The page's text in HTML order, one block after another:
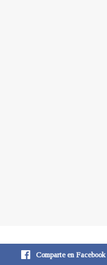
Comparte en Facebook